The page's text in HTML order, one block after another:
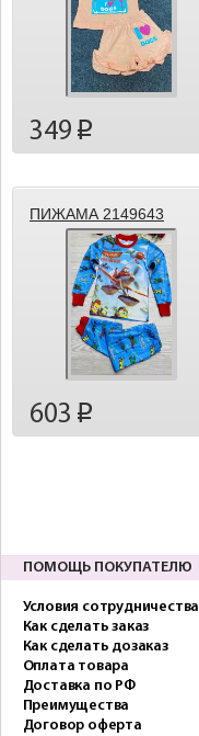
349 p
ПИЖАМА 2149643
603 p
ПОМОЩЬ ПОКУПАТЕЛЮ
Условия сотрудничества
Как сделать заказ
Как сделать дозаказ
Оплата товара
Доставка по РФ
Преимущества
Договор оферта